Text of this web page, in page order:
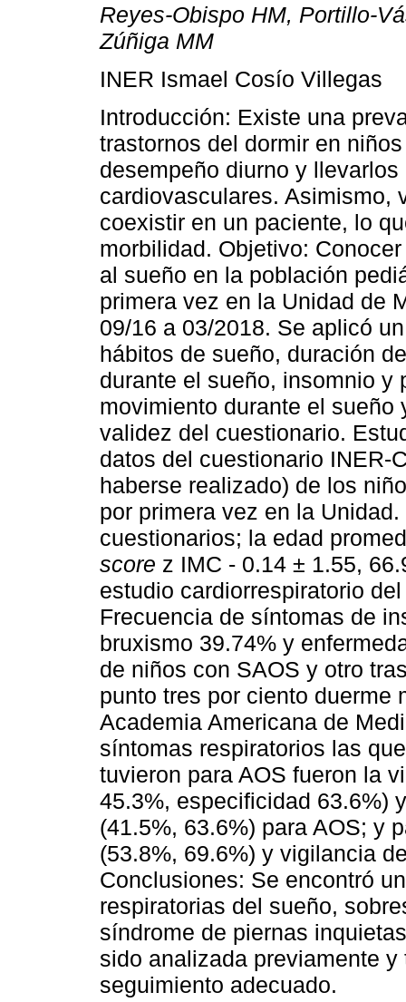
Reyes-Obispo HM, Portillo-
Zúñiga MM
INER Ismael Cosío Villegas
Introducción: Existe una
trastornos del dormir en
desempeño diurno y
cardiovasculares. Asimismo,
coexistir en un paciente, lo
morbilidad. Objetivo:
al sueño en la población
primera vez en la Unidad de
09/16 a 03/2018. Se aplicó
hábitos de sueño, duración
durante el sueño, insomnio y
movimiento durante el
validez del cuestionario.
datos del cuestionario INER-
haberse realizado) de los
por primera vez en la
cuestionarios; la edad
score z IMC - 0.14 ± 1.55,
estudio cardiorrespiratorio
Frecuencia de síntomas de
bruxismo 39.74% y
de niños con SAOS y otro
punto tres por ciento duerme
Academia Americana de
síntomas respiratorios las
tuvieron para AOS fueron la
45.3%, especificidad 63.6%)
(41.5%, 63.6%) para AOS; y
(53.8%, 69.6%) y vigilancia
Conclusiones: Se encontró
respiratorias del sueño,
síndrome de piernas
sido analizada previamente
seguimiento adecuado.